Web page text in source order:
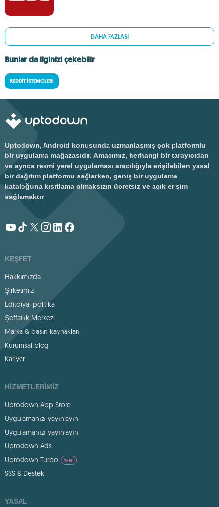
DAHA FAZLASI
Bunlar da ilginizi çekebilir
REDDIT İSTEMCILERI
Uptodown, Android konusunda uzmanlaşmış çok platformlu
bir uygulama mağazasıdır. Amacımız, herhangi bir tarayıcıdan
ve ayrıca resmi yerel uygulaması aracılığıyla erişilebilen yasal
bir dağıtım platformu sağlarken, geniş bir uygulama
kataloğuna kısıtlama olmaksızın ücretsiz ve açık erişim
sağlamaktır.
KEŞFET
Hakkımızda
Şirketimiz
Editoryal politika
Şeffaflık Merkezi
Marka & basın kaynakları
Kurumsal blog
Kariyer
HIZMETLERIMIZ
Uptodown App Store
Uygulamanızı yayınlayın
Uygulamanızı yayınlayın
Uptodown Ads
Uptodown Turbo
YENI
SSS & Destek
YASAL